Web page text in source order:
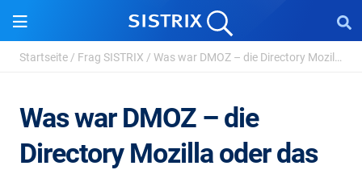
Startseite / Frag SISTRIX / Was war DMOZ – die Directory Mozilla oder das ...
Was war DMOZ – die
Directory Mozilla oder das